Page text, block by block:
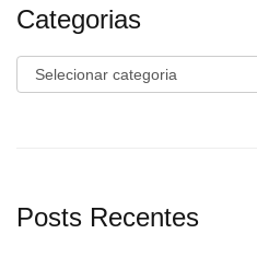
Categorias
Categorias
Posts Recentes